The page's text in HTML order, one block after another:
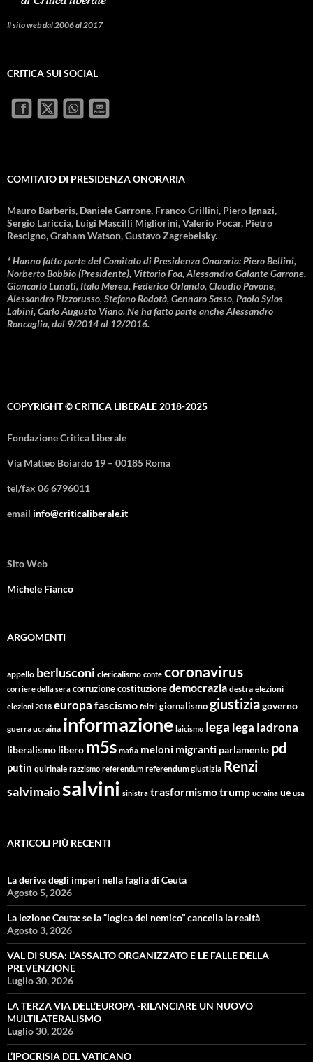
Il sito web dal 2006 al 2017
CRITICA SUI SOCIAL
COMITATO DI PRESIDENZA ONORARIA
Mauro Barberis, Daniele Garrone, Franco Grillini, Piero Ignazi,
Sergio Lariccia, Luigi Mascilli Migliorini, Valerio Pocar, Pietro
Rescigno, Graham Watson, Gustavo Zagrebelsky.
* Hanno fatto parte del Comitato di Presidenza Onoraria: Piero Bellini,
Norberto Bobbio (Presidente), Vittorio Foa, Alessandro Galante Garrone,
Giancarlo Lunati, Italo Mereu, Federico Orlando, Claudio Pavone,
Alessandro Pizzorusso, Stefano Rodotà, Gennaro Sasso, Paolo Sylos
Labini, Carlo Augusto Viano. Ne ha fatto parte anche Alessandro
Roncaglia, dal 9/2014 al 12/2016.
COPYRIGHT © CRITICA LIBERALE 2018-2025
Fondazione Critica Liberale
Via Matteo Boiardo 19 – 00185 Roma
tel/fax 06 6796011
email info@criticaliberale.it
Sito Web
Michele Fianco
ARGOMENTI
appello berlusconi clericalismo conte coronavirus
corriere della sera corruzionecostituzionedemocrazia destra elezioni
elezioni 2018 europa fascismo feltri giornalismogiustiziagoverno
guerra ucraina informazione laicismo lega lega ladrona
liberalismo libero m5s mafia meloni migranti parlamento pd
putin quirinale razzismo referendum referendum giustizia Renzi
salvimaiosalvini sinistra trasformismotrump ucraina ue usa
ARTICOLI PIÙ RECENTI
La deriva degli imperi nella faglia di Ceuta
Agosto 5, 2026
La lezione Ceuta: se la “logica del nemico” cancella la realtà
Agosto 3, 2026
VAL DI SUSA: L’ASSALTO ORGANIZZATO E LE FALLE DELLA
PREVENZIONE
Luglio 30, 2026
LA TERZA VIA DELL’EUROPA -RILANCIARE UN NUOVO
MULTILATERALISMO
Luglio 30, 2026
L’IPOCRISIA DEL VATICANO